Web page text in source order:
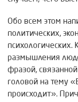
Обо всем этом
политических,
психологических.
размышления
фразой,
головой на тему
происходит».